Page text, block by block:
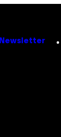
Newsletter